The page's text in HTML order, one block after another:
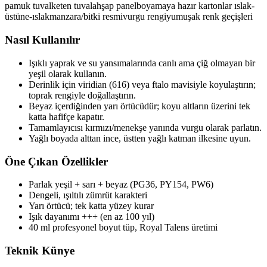
pamuk tuvalketen tuvalahşap panelboyamaya hazır kartonlar ıslak-
üstüne-ıslakmanzara/bitki resmivurgu rengiyumuşak renk geçişleri
Nasıl Kullanılır
Işıklı yaprak ve su yansımalarında canlı ama çiğ olmayan bir
yeşil olarak kullanın.
Derinlik için viridian (616) veya ftalo mavisiyle koyulaştırın;
toprak rengiyle doğallaştırın.
Beyaz içerdiğinden yarı örtücüdür; koyu altların üzerini tek
katta hafifçe kapatır.
Tamamlayıcısı kırmızı/menekşe yanında vurgu olarak parlatın.
Yağlı boyada alttan ince, üstten yağlı katman ilkesine uyun.
Öne Çıkan Özellikler
Parlak yeşil + sarı + beyaz (PG36, PY154, PW6)
Dengeli, ışıltılı zümrüt karakteri
Yarı örtücü; tek katta yüzey kurar
Işık dayanımı +++ (en az 100 yıl)
40 ml profesyonel boyut tüp, Royal Talens üretimi
Teknik Künye